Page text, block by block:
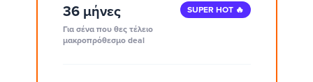
36 μήνες
Για σένα που θες τέλειο
μακροπρόθεσμο deal
SUPER HOT 🔥